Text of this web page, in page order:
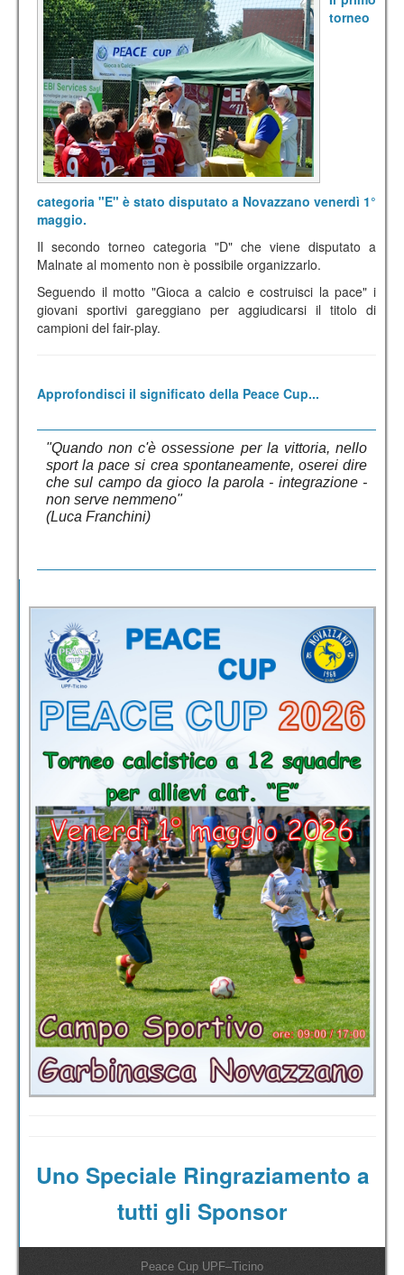
torneo
categoria "E" è stato disputato a Novazzano venerdì 1°
maggio.
Il secondo torneo categoria "D" che viene disputato a
Malnate al momento non è possibile organizzarlo.
Seguendo il motto "Gioca a calcio e costruisci la pace" i
giovani sportivi gareggiano per aggiudicarsi il titolo di
campioni del fair-play.
Approfondisci il significato della Peace Cup...
Uno Speciale Ringraziamento a
tutti gli Sponsor